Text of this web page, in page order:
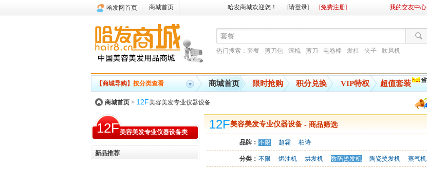
哈发网首页 商城首页 哈发商城欢迎您！ [请登录] [免费注册] 我的交友中心
热门搜索： 套餐 剪刀包 滚梳 剪刀 电卷棒 发杠 夹子 吹风机
【商城导购】 按分类查看 商城首页 限时抢购 积分兑换 VIP特权 超值套装
商城首页 > 12F美容美发专业仪器设备
12F美容美发专业仪器设备类
新品推荐
12F美容美发专业仪器设备 - 商品筛选
品牌： 不限 超霸 柏诗
分类： 不限 焗油机 烘发机 数码烫发机 陶瓷烫发机 蒸气机